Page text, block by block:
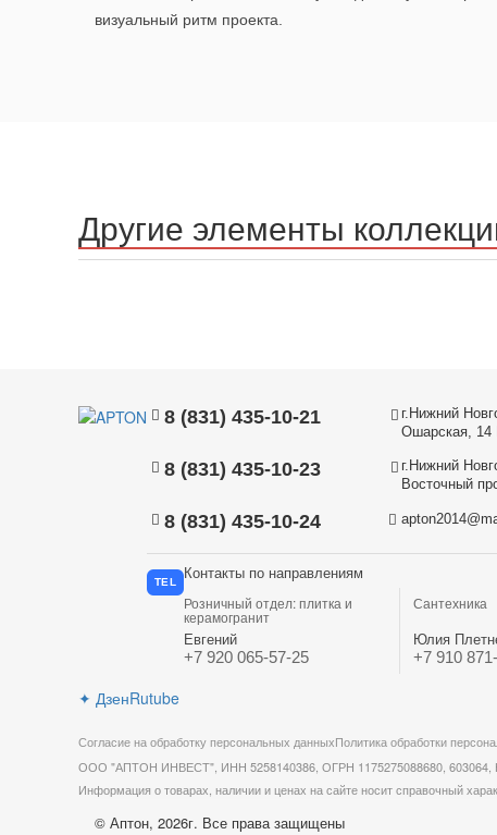
визуальный ритм проекта.
Другие элементы
8 (831) 435-10-21
8 (831) 435-10-23
8 (831) 435-10-24
г.Нижний
Ошарская, 14
г.Нижний
Восточный
TEL
Контакты по направлениям
Розничный отдел: плитка и
керамогранит
Евгений
+7 920 065-57-25
Сантехника
Юлия
+7 910
✦ ДзенRutube
Согласие на обработку персональных данныхПолитика обработки
ООО "АПТОН ИНВЕСТ", ИНН 5258140386, ОГРН 1175275088680, 603064,
Информация о товарах, наличии и ценах на сайте носит справочный
© Аптон, 2026г. Все права защищены